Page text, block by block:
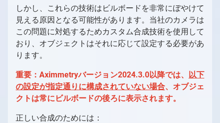
しかし、これらの技術はビルボードを非常にぼやけて
見える原因となる可能性があります。当社のカメラは
この問題に対処するためカスタム合成技術を使用して
おり、オブジェクトはそれに応じて設定する必要があ
ります。
重要：Aximmetryバージョン2024.3.0以降では、 以下
の設定が指定通りに構成されていない場合、オブジェ
クトは常にビルボードの後ろに表示されます。
正しい合成のためには：